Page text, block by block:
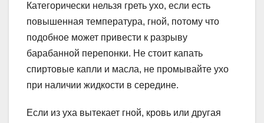
Категорически нельзя греть ухо, если есть
повышенная температура, гной, потому что
подобное может привести к разрыву
барабанной перепонки. Не стоит капать
спиртовые капли и масла, не промывайте ухо
при наличии жидкости в середине.
Если из уха вытекает гной, кровь или другая